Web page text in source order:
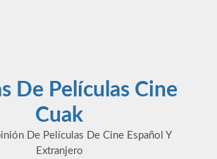
De Películas Cine
Cuak
De Películas De Cine Español Y
Extranjero